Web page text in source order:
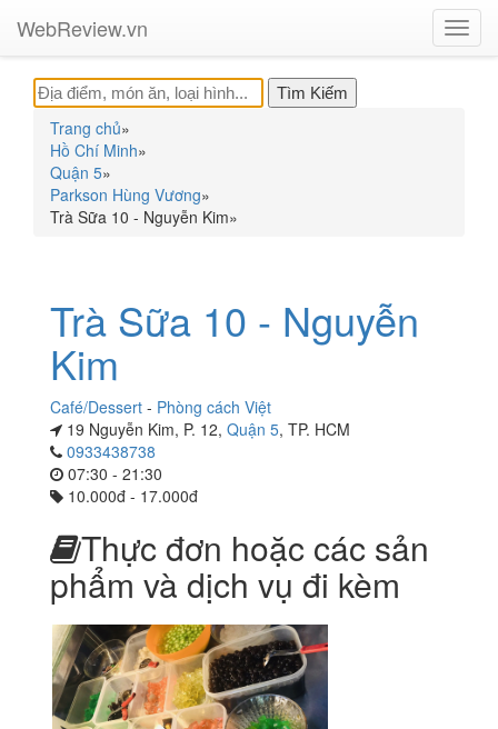
WebReview.vn
Trang chủ»
Hồ Chí Minh»
Quận 5»
Parkson Hùng Vương»
Trà Sữa 10 - Nguyễn Kim»
Trà Sữa 10 - Nguyễn
Kim
Café/Dessert - Phòng cách Việt
19 Nguyễn Kim, P. 12, Quận 5, TP. HCM
0933438738
07:30 - 21:30
10.000đ - 17.000đ
Thực đơn hoặc các sản
phẩm và dịch vụ đi kèm